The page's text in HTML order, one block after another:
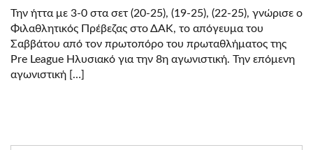
Την ήττα με 3-0 στα σετ (20-25), (19-25), (22-25), γνώρισε ο
Φιλαθλητικός Πρέβεζας στο ΔΑΚ, το απόγευμα του
Σαββάτου από τον πρωτοπόρο του πρωταθλήματος της
Pre League Ηλυσιακό για την 8η αγωνιστική. Την επόμενη
αγωνιστική […]